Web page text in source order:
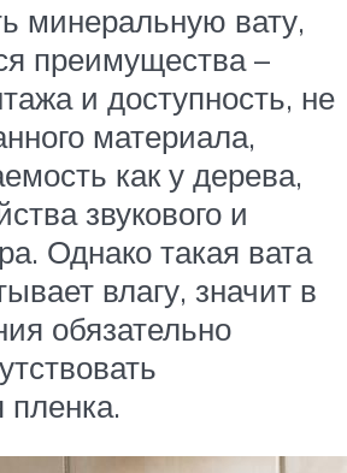
минеральную вату,
преимущества –
и доступность, не
материала,
как у дерева,
звукового и
Однако такая вата
влагу, значит в
обязательно
пленка.